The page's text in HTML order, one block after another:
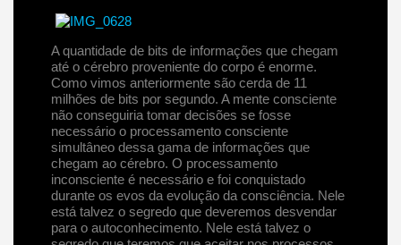
A quantidade de bits de informações que chegam
até o cérebro proveniente do corpo é enorme.
Como vimos anteriormente são cerda de 11
milhões de bits por segundo. A mente consciente
não conseguiria tomar decisões se fosse
necessário o processamento consciente
simultâneo dessa gama de informações que
chegam ao cérebro. O processamento
inconsciente é necessário e foi conquistado
durante os evos da evolução da consciência. Nele
está talvez o segredo que deveremos desvendar
para o autoconhecimento. Nele está talvez o